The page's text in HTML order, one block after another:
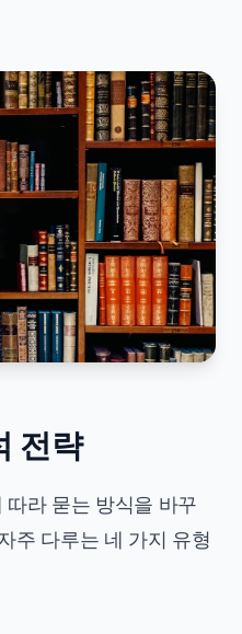
전략
따라 묻는 방식을 바꾸
주 다루는 네 가지 유형